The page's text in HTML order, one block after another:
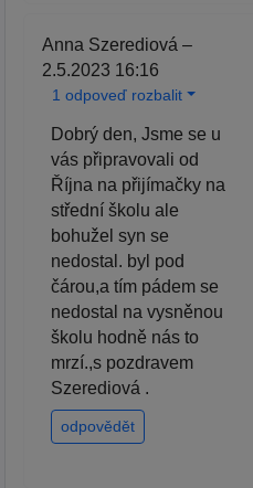
Anna Szerediová –
2.5.2023 16:16
1 odpoveď rozbalit
Dobrý den, Jsme se u
vás připravovali od
Října na přijímačky na
střední školu ale
bohužel syn se
nedostal. byl pod
čárou,a tím pádem se
nedostal na vysněnou
školu hodně nás to
mrzí.,s pozdravem
Szerediová .
odpovědět